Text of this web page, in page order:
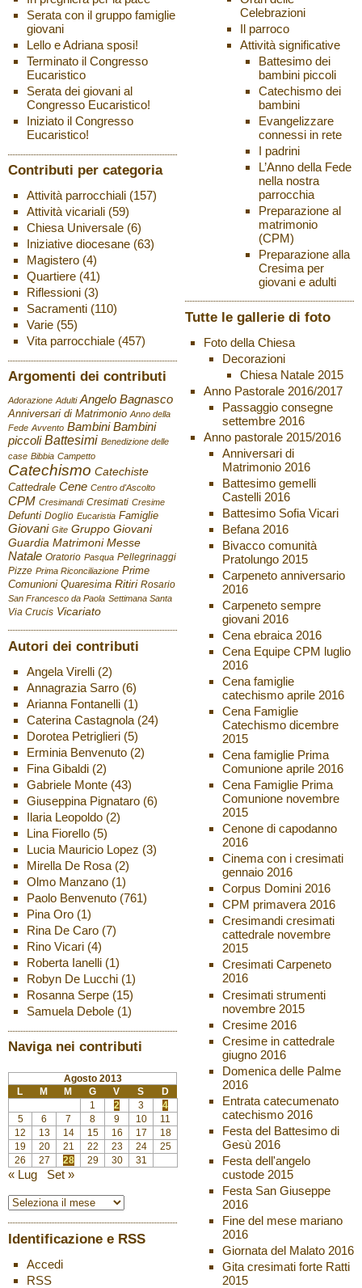
Serata con il gruppo famiglie
giovani
Lello e Adriana sposi!
Terminato il Congresso
Eucaristico
Serata dei giovani al
Congresso Eucaristico!
Iniziato il Congresso
Eucaristico!
Contributi per categoria
Attività parrocchiali(157)
Attività vicariali(59)
Chiesa Universale(6)
Iniziative diocesane(63)
Magistero(4)
Quartiere(41)
Riflessioni(3)
Sacramenti(110)
Varie(55)
Vita parrocchiale(457)
Argomenti dei contributi
Adorazione Adulti Angelo Bagnasco
Anniversari di Matrimonio Anno della
Fede Avvento Bambini Bambini
piccoli Battesimi Benedizione delle
case Bibbia Campetto
Catechismo Catechiste
Cattedrale Cene Centro d'Ascolto
CPM Cresimandi Cresimati Cresime
Defunti Doglio Eucaristia Famiglie
Giovani Gite Gruppo Giovani
Guardia Matrimoni Messe
Natale Oratorio Pasqua Pellegrinaggi
Pizze Prima Riconciliazione Prime
Comunioni Quaresima Ritiri Rosario
San Francesco da Paola Settimana Santa
Via Crucis Vicariato
Autori dei contributi
Angela Virelli(2)
Annagrazia Sarro(6)
Arianna Fontanelli(1)
Caterina Castagnola(24)
Dorotea Petriglieri(5)
Erminia Benvenuto(2)
Fina Gibaldi(2)
Gabriele Monte(43)
Giuseppina Pignataro(6)
Ilaria Leopoldo(2)
Lina Fiorello(5)
Lucia Mauricio Lopez (3)
Mirella De Rosa(2)
Olmo Manzano(1)
Paolo Benvenuto(761)
Pina Oro(1)
Rina De Caro(7)
Rino Vicari(4)
Roberta Ianelli(1)
Robyn De Lucchi(1)
Rosanna Serpe(15)
Samuela Debole(1)
Naviga nei contributi
Agosto 2013
L
M M G V S
D
1
2 3
4
5
6 7 8 9 10
11
12
13 14 15 16 17
18
19
20 21 22 23 24
25
26
27 28 29 30 31
« Lug Set »
Identificazione e RSS
Accedi
RSS
Celebrazioni
Il parroco
Attività significative
Battesimo dei
bambini piccoli
Catechismo dei
bambini
Evangelizzare
connessi in rete
I padrini
L’Anno della Fede
nella nostra
parrocchia
Preparazione al
matrimonio
(CPM)
Preparazione alla
Cresima per
giovani e adulti
Tutte le gallerie di foto
Foto della Chiesa
Decorazioni
Chiesa Natale 2015
Anno Pastorale 2016/2017
Passaggio consegne
settembre 2016
Anno pastorale 2015/2016
Anniversari di
Matrimonio 2016
Battesimo gemelli
Castelli 2016
Battesimo Sofia Vicari
Befana 2016
Bivacco comunità
Pratolungo 2015
Carpeneto anniversario
2016
Carpeneto sempre
giovani 2016
Cena ebraica 2016
Cena Equipe CPM luglio
2016
Cena famiglie
catechismo aprile 2016
Cena Famiglie
Catechismo dicembre
2015
Cena famiglie Prima
Comunione aprile 2016
Cena Famiglie Prima
Comunione novembre
2015
Cenone di capodanno
2016
Cinema con i cresimati
gennaio 2016
Corpus Domini 2016
CPM primavera 2016
Cresimandi cresimati
cattedrale novembre
2015
Cresimati Carpeneto
2016
Cresimati strumenti
novembre 2015
Cresime 2016
Cresime in cattedrale
giugno 2016
Domenica delle Palme
2016
Entrata catecumenato
catechismo 2016
Festa del Battesimo di
Gesù 2016
Festa dell'angelo
custode 2015
Festa San Giuseppe
2016
Fine del mese mariano
2016
Giornata del Malato 2016
Gita cresimati forte Ratti
2015